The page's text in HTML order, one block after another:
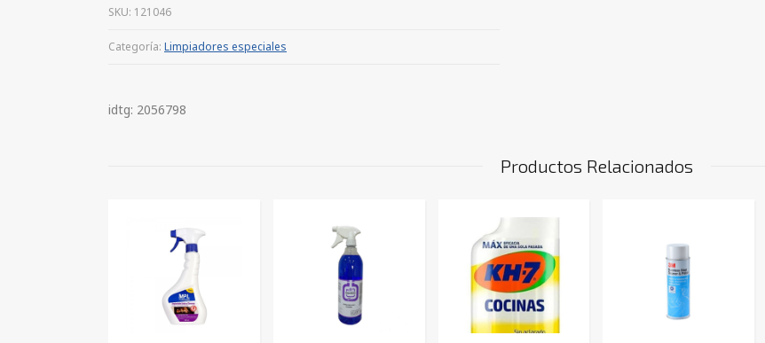
SKU: 121046
Categoría: Limpiadores especiales
idtg: 2056798
Productos Relacionados